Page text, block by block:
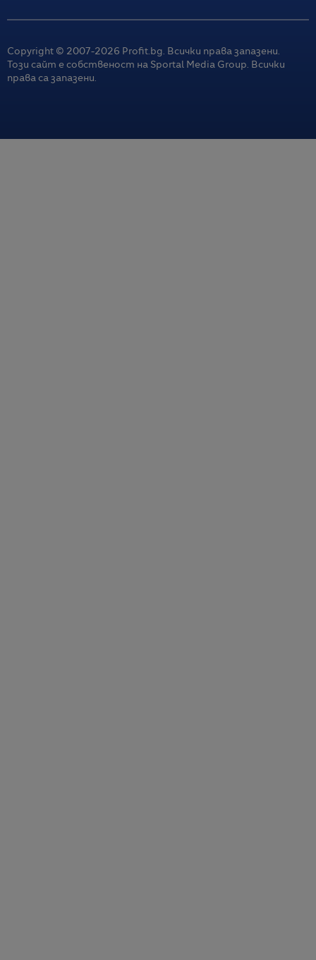
Copyright © 2007-2026 Profit.bg. Всички права запазени.
Този сайт е собственост на Sportal Media Group. Всички
права са запазени.